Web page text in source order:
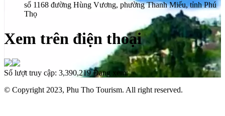
số 1168 đường Hùng Vương, phường Thanh Miếu, tỉnh Phú
Thọ
Xem trên điện thoại
Số lượt truy cập: 3,390,219Đang xem:
© Copyright 2023, Phu Tho Tourism. All right reserved.